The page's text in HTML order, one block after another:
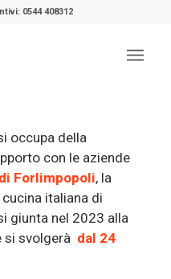
0544 408312
occupa della
con le aziende
Forlimpopoli, la
italiana di
giunta nel 2023 alla
si svolgerà dal 24